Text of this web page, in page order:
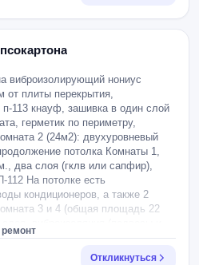
м и 2,8 м (парящий) с переходом
подсветку), ниша под выводы
и роллы. ДВа слоя.
виброизолирующий нониус
от плиты перекрытия,
113 кнауф, зашивка в один слой
герметик по периметру,
2 (24м2): двухуровневый
потолка Комнаты 1,
два слоя (гклв или сапфир),
112 На потолке есть
кондиционеров, а также 2
3 и 4 (общая площадь 22
виброизоляция (подвесы и
кондиционеров, ниши под
(площадь ок 10 м2).: потолки с
ремонт
Откликнуться